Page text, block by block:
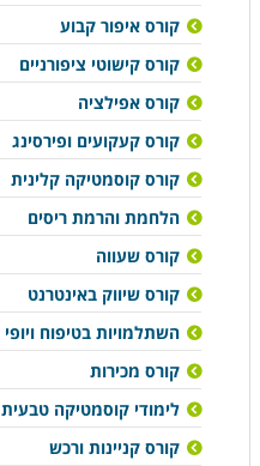
קורס איפור קבוע
קורס קישוטי ציפורניים
קורס אפילציה
קורס קעקועים ופירסינג
קורס קוסמטיקה קלינית
הלחמת והרמת ריסים
קורס שעווה
קורס שיווק באינטרנט
השתלמויות בטיפוח ויופי
קורס מכירות
לימודי קוסמטיקה טבעית
קורס קניינות ורכש